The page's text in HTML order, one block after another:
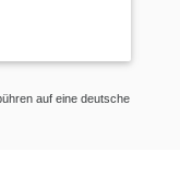
auf eine deutsche